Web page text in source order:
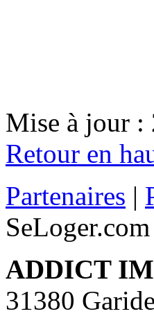
Mise à jour :
Retour en
Partenaires |
SeLoger.com
ADDICT
31380